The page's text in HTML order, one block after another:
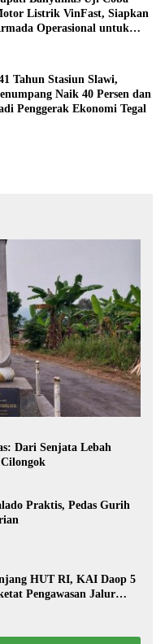
Listrik VinFast, Siapkan
Operasional untuk
Tahun Stasiun Slawi,
Naik 40 Persen dan
Penggerak Ekonomi Tegal
Dari Senjata Lebah
Praktis, Pedas Gurih
HUT RI, KAI Daop 5
Pengawasan Jalur